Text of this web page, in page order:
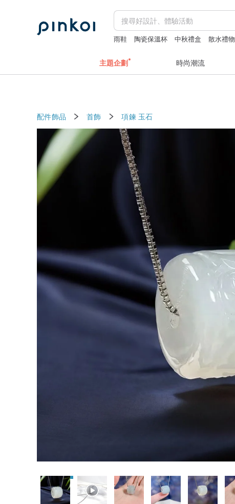
雨鞋 陶瓷保溫杯 中秋禮盒 散水禮物
主題企劃 時尚潮流
配件飾品 首飾 項鍊 玉石